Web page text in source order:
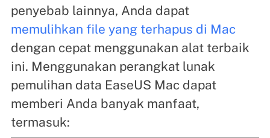
penyebab lainnya, Anda dapat
memulihkan file yang terhapus di Mac
dengan cepat menggunakan alat terbaik
ini. Menggunakan perangkat lunak
pemulihan data EaseUS Mac dapat
memberi Anda banyak manfaat,
termasuk: